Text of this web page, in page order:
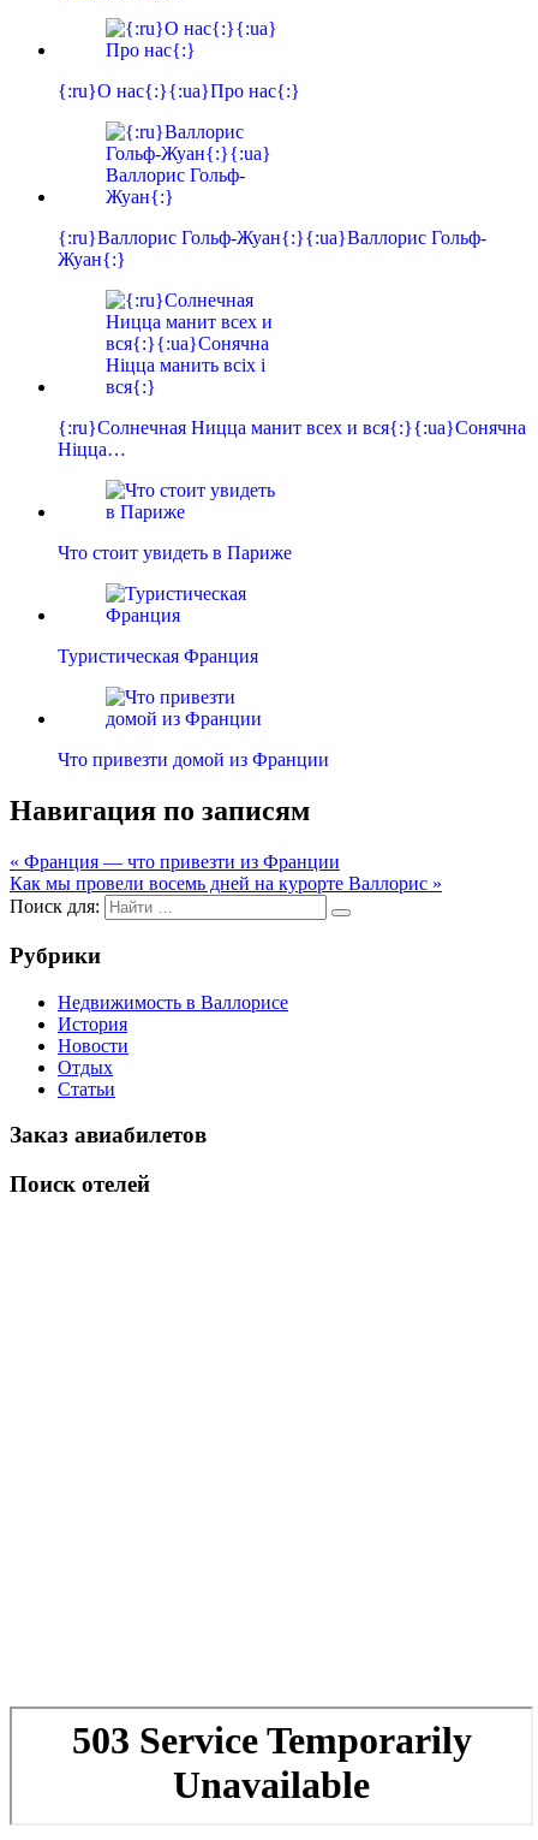
{:ru}О нас{:}{:ua}Про нас{:}
{:ru}Валлорис Гольф-Жуан{:}{:ua}Валлорис Гольф-
Жуан{:}
{:ru}Солнечная Ницца манит всех и вся{:}{:ua}Сонячна
Ніцца…
Что стоит увидеть в Париже
Туристическая Франция
Что привезти домой из Франции
Навигация по записям
« Франция — что привезти из Франции
Как мы провели восемь дней на курорте Валлорис »
Поиск для:
Рубрики
Недвижимость в Валлорисе
История
Новости
Отдых
Статьи
Заказ авиабилетов
Поиск отелей